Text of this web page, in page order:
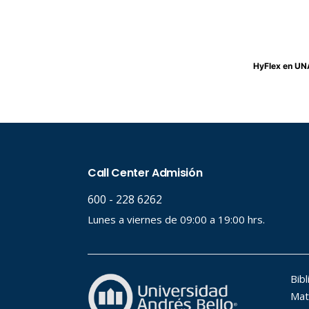
HyFlex en